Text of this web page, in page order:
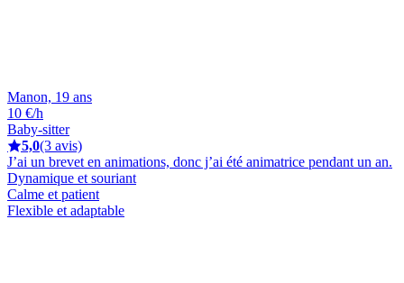
Manon, 19 ans
10 €/h
Baby-sitter
5,0(3 avis)
J’ai un brevet en animations, donc j’ai été animatrice pendant un an.
Dynamique et souriant
Calme et patient
Flexible et adaptable